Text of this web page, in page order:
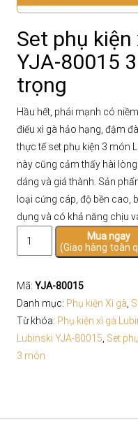
Set phụ
YJA-80015
trọng
Hầu hết, phái mạnh có
điếu xì gà hảo hạng, đậm
thực tế set phụ kiện 3 món
này cũng cảm thấy hài
dáng và giá thành. Sản
loại cứng cáp, độ bền cao,
dụng và có khả năng chịu
xì
gà
Lubinski
YJA-
80015
Mua ngay
(Giao hàng toàn
Mã:YJA-80015
Danh mục: Phụ kiện Xì gà
Từ khóa: Phụ kiện xì gà
Lubinski YJA-80015 Set
3 món